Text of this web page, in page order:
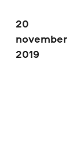
20
november
2019